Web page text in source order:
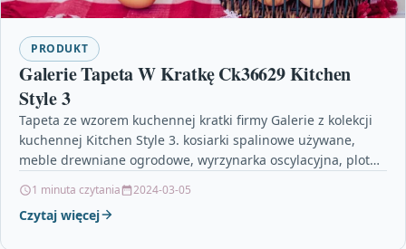
PRODUKT
Galerie Tapeta W Kratkę Ck36629 Kitchen
Style 3
Tapeta ze wzorem kuchennej kratki firmy Galerie z kolekcji
kuchennej Kitchen Style 3. kosiarki spalinowe używane,
meble drewniane ogrodowe, wyrzynarka oscylacyjna, plot
1 minuta czytania 2024-03-05
Czytaj więcej